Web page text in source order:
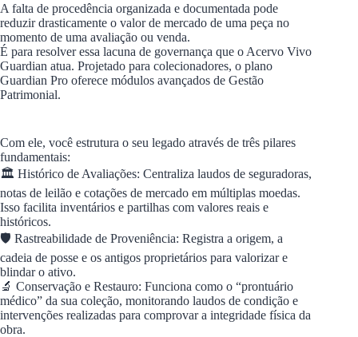
A falta de procedência organizada e documentada pode
reduzir drasticamente o valor de mercado de uma peça no
momento de uma avaliação ou venda.
É para resolver essa lacuna de governança que o Acervo Vivo
Guardian atua. Projetado para colecionadores, o plano
Guardian Pro oferece módulos avançados de Gestão
Patrimonial.
Com ele, você estrutura o seu legado através de três pilares
fundamentais:
🏛️ Histórico de Avaliações: Centraliza laudos de seguradoras,
notas de leilão e cotações de mercado em múltiplas moedas.
Isso facilita inventários e partilhas com valores reais e
históricos.
🛡️ Rastreabilidade de Proveniência: Registra a origem, a
cadeia de posse e os antigos proprietários para valorizar e
blindar o ativo.
🔬 Conservação e Restauro: Funciona como o “prontuário
médico” da sua coleção, monitorando laudos de condição e
intervenções realizadas para comprovar a integridade física da
obra.